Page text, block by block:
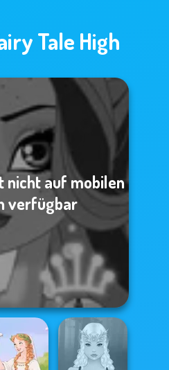
Tale High
nicht auf mobilen
verfügbar